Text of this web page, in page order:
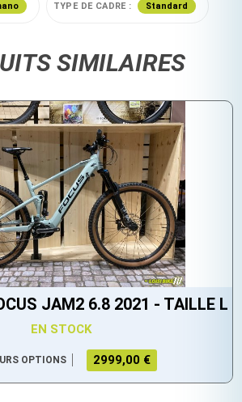
TYPE DE CADRE : Standard
SIMILAIRES
JAM2 6.8 2021 - TAILLE L
EN STOCK
OPTIONS 2999,00 €